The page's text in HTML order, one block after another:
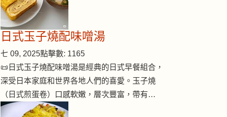
日式玉子燒配味噌湯
七 09, 2025點擊數: 1165
📜日式玉子燒配味噌湯是經典的日式早餐組合，
深受日本家庭和世界各地人們的喜愛。玉子燒
（日式煎蛋卷）口感軟嫩，層次豐富，帶有…